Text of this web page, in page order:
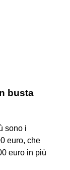
busta
sono i
euro, che
euro in più